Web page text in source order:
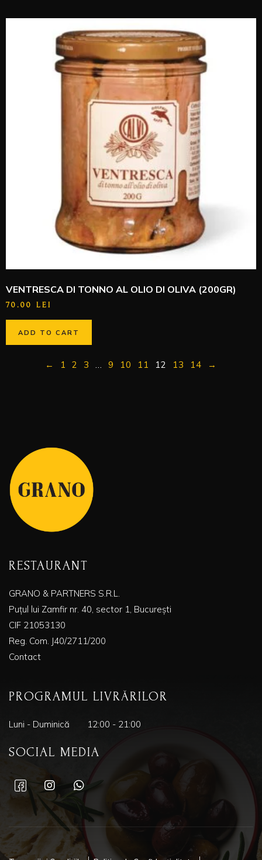
VENTRESCA DI TONNO AL OLIO DI OLIVA (200GR)
70.00 LEI
ADD TO CART
← 1 2 3 … 9 10 11 12 13 14 →
RESTAURANT
GRANO & PARTNERS S.R.L.
Puțul lui Zamfir nr. 40, sector 1, București
CIF 21053130
Reg. Com. J40/2711/200
Contact
PROGRAMUL LIVRĂRILOR
Luni - Duminică 12:00 - 21:00
SOCIAL MEDIA